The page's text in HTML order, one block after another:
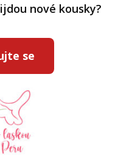
nové kousky?
se